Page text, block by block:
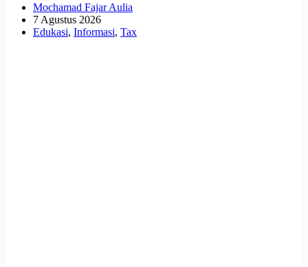
Mochamad Fajar Aulia
7 Agustus 2026
Edukasi, Informasi, Tax